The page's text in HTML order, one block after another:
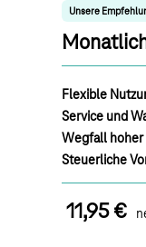
Unsere
Flexible
Service und
Wegfall hoher
Steuerliche
11,95 €